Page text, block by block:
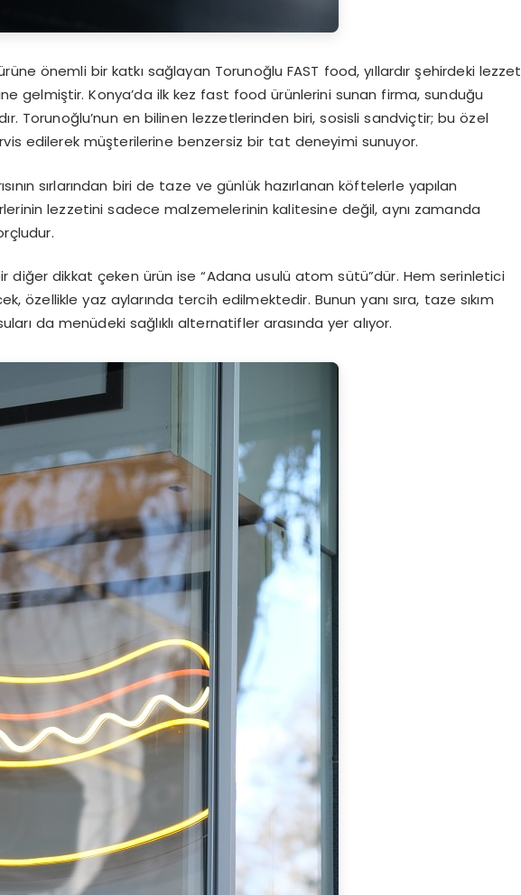
önemli bir katkı sağlayan Torunoğlu FAST food, yıllardır şehirdeki lezzet
gelmiştir. Konya’da ilk kez fast food ürünlerini sunan firma, sunduğu
Torunoğlu’nun en bilinen lezzetlerinden biri, sosisli sandviçtir; bu özel
edilerek müşterilerine benzersiz bir tat deneyimi sunuyor.
sırlarından biri de taze ve günlük hazırlanan köftelerle yapılan
lezzetini sadece malzemelerinin kalitesine değil, aynı zamanda
diğer dikkat çeken ürün ise “Adana usulü atom sütü”dür. Hem serinletici
özellikle yaz aylarında tercih edilmektedir. Bunun yanı sıra, taze sıkım
da menüdeki sağlıklı alternatifler arasında yer alıyor.